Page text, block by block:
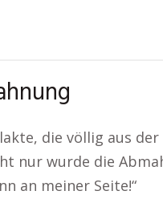
die völlig aus
nur wurde die
an meiner Seite!“